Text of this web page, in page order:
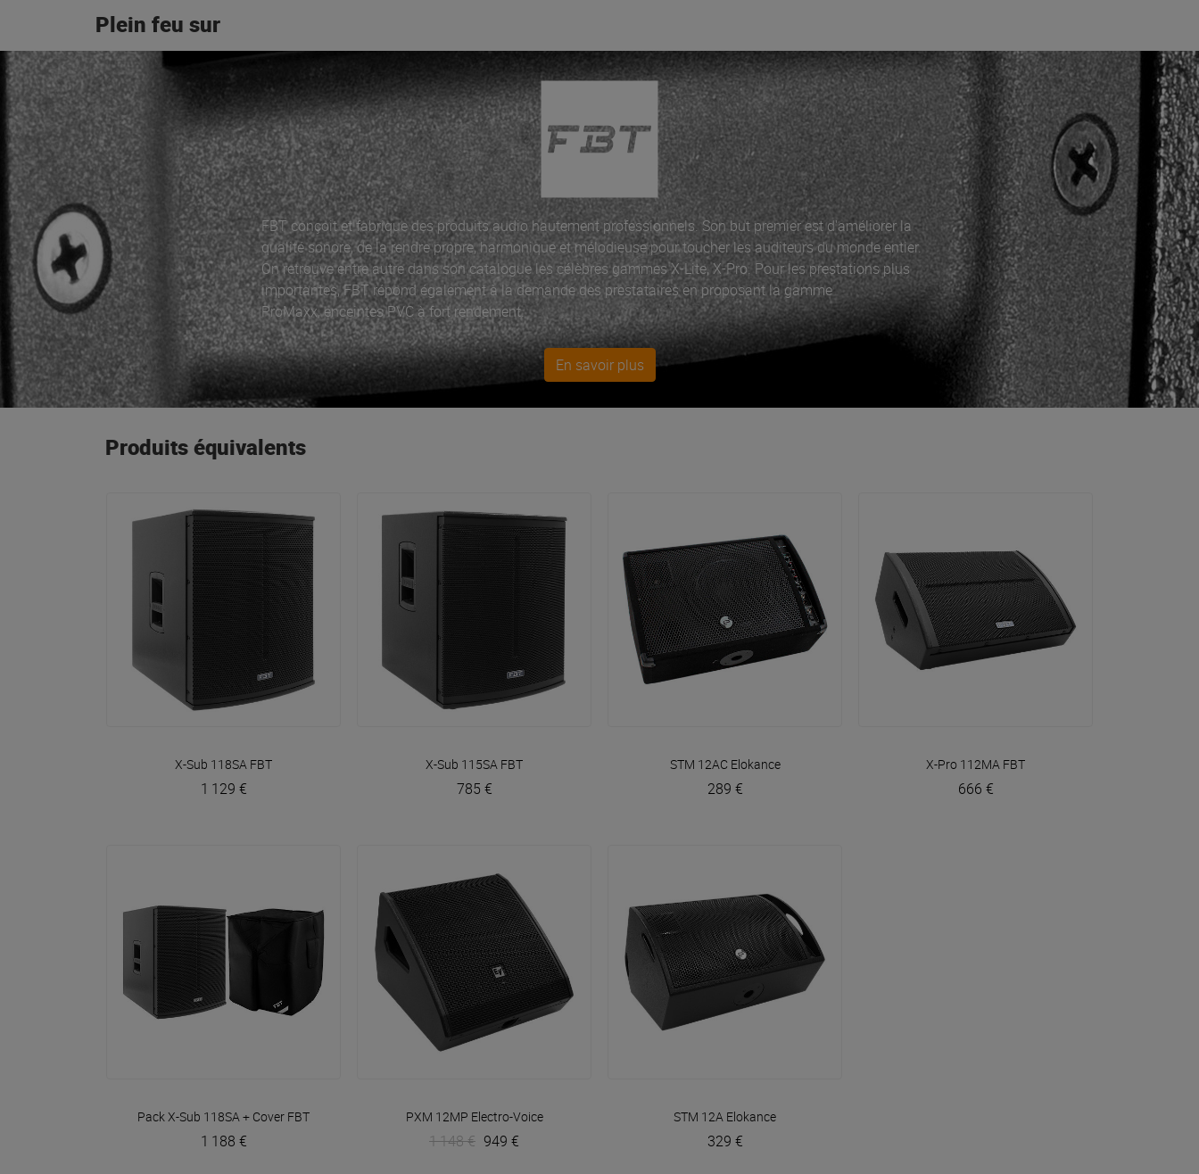
Plein feu sur
FBT conçoit et fabrique des produits audio hautement professionnels. Son but premier est d'améliorer la
qualité sonore, de la rendre propre, harmonique et mélodieuse pour toucher les auditeurs du monde entier.
On retrouve entre autre dans son catalogue les célèbres gammes X-Lite, X-Pro. Pour les prestations plus
importantes, FBT répond également à la demande des prestataires en proposant la gamme
ProMaxx, enceintes PVC à fort rendement.
En savoir plus
Produits équivalents
VOIR EN DÉTAIL
X-Sub 118SA FBT
1 129 €
VOIR EN DÉTAIL
X-Sub 115SA FBT
785 €
VOIR EN DÉTAIL
STM 12AC Elokance
289 €
VOIR EN DÉTAIL
X-Pro 112MA FBT
666 €
VOIR EN DÉTAIL
Pack X-Sub 118SA + Cover FBT
1 188 €
VOIR EN DÉTAIL
PXM 12MP Electro-Voice
1 148 € 949 €
VOIR EN DÉTAIL
STM 12A Elokance
329 €